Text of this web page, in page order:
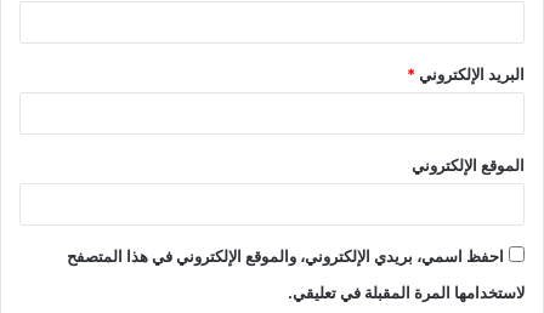
البريد الإلكتروني*
الموقع الإلكتروني
احفظ اسمي، بريدي الإلكتروني، والموقع الإلكتروني في هذا المتصفح
لاستخدامها المرة المقبلة في تعليقي.